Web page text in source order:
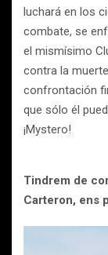
luchará en los
combate, se
el mismísimo
contra la
confrontación
que sólo él
¡Mystero!
Tindrem de
Carteron, ens